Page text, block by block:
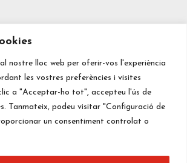
nostre lloc web per oferir-vos l'experiència
les vostres preferències i visites
a "Acceptar-ho tot", accepteu l'ús de
Tanmateix, podeu visitar "Configuració de
un consentiment controlat o